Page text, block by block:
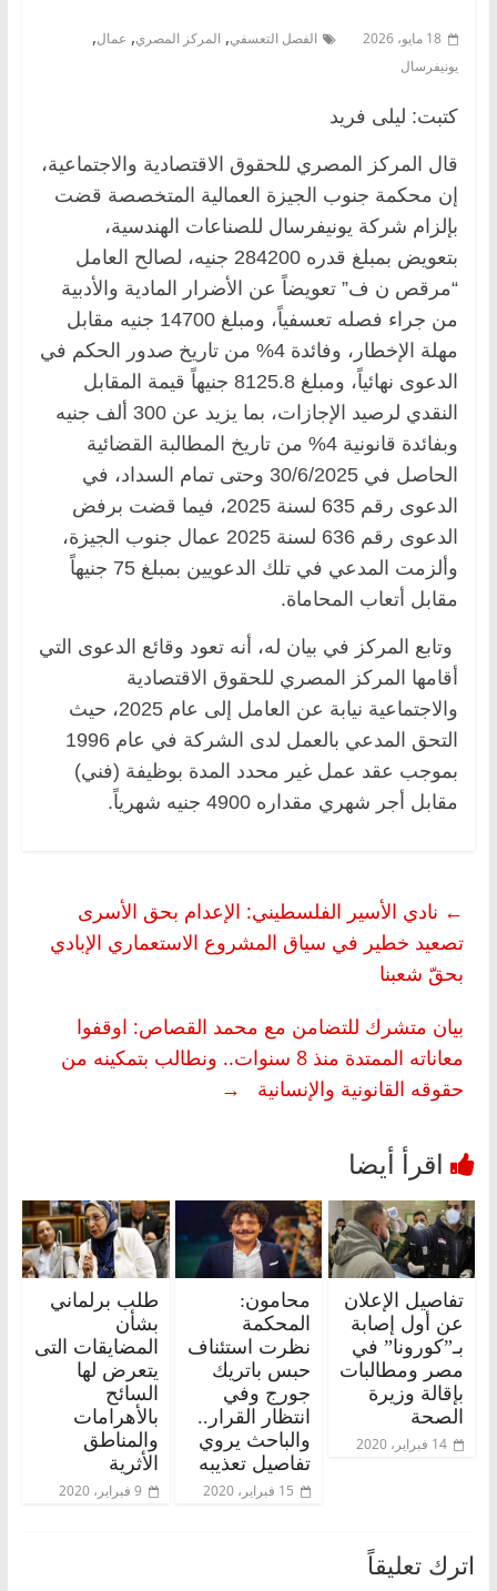
18 مايو، 2026 الفصل التعسفي, المركز المصري, عمال,
يونيفرسال
كتبت: ليلى فريد
قال المركز المصري للحقوق الاقتصادية والاجتماعية،
إن محكمة جنوب الجيزة العمالية المتخصصة قضت
بإلزام شركة يونيفرسال للصناعات الهندسية،
بتعويض بمبلغ قدره 284200 جنيه، لصالح العامل
“مرقص ن ف” تعويضاً عن الأضرار المادية والأدبية
من جراء فصله تعسفياً، ومبلغ 14700 جنيه مقابل
مهلة الإخطار، وفائدة 4% من تاريخ صدور الحكم في
الدعوى نهائياً، ومبلغ 8125.8 جنيهاً قيمة المقابل
النقدي لرصيد الإجازات، بما يزيد عن 300 ألف جنيه
وبفائدة قانونية 4% من تاريخ المطالبة القضائية
الحاصل في 30/6/2025 وحتى تمام السداد، في
الدعوى رقم 635 لسنة 2025، فيما قضت برفض
الدعوى رقم 636 لسنة 2025 عمال جنوب الجيزة،
وألزمت المدعي في تلك الدعويين بمبلغ 75 جنيهاً
مقابل أتعاب المحاماة.
وتابع المركز في بيان له، أنه تعود وقائع الدعوى التي
أقامها المركز المصري للحقوق الاقتصادية
والاجتماعية نيابة عن العامل إلى عام 2025، حيث
التحق المدعي بالعمل لدى الشركة في عام 1996
بموجب عقد عمل غير محدد المدة بوظيفة (فني)
مقابل أجر شهري مقداره 4900 جنيه شهرياً.
← نادي الأسير الفلسطيني: الإعدام بحق الأسرى
تصعيد خطير في سياق المشروع الاستعماري الإبادي
بحقّ شعبنا
بيان متشرك للتضامن مع محمد القصاص: اوقفوا
معاناته الممتدة منذ 8 سنوات.. ونطالب بتمكينه من
حقوقه القانونية والإنسانية
→
تفاصيل الإعلان
عن أول إصابة
بـ”كورونا” في
مصر ومطالبات
بإقالة وزيرة
الصحة
14 فبراير، 2020
محامون:
المحكمة
نظرت استئناف
حبس باتريك
جورج وفي
انتظار القرار..
والباحث يروي
تفاصيل تعذيبه
15 فبراير، 2020
طلب برلماني
بشأن
المضايقات التى
يتعرض لها
السائح
بالأهرامات
والمناطق
الأثرية
9 فبراير، 2020
اترك تعليقاً